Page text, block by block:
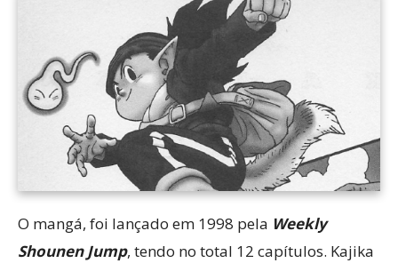
O mangá, foi lançado em 1998 pela Weekly
Shounen Jump, tendo no total 12 capítulos. Kajika